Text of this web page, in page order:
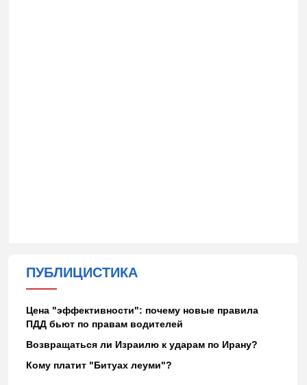
ПУБЛИЦИСТИКА
Цена "эффективности": почему новые правила
ПДД бьют по правам водителей
Возвращаться ли Израилю к ударам по Ирану?
Кому платит "Битуах леуми"?